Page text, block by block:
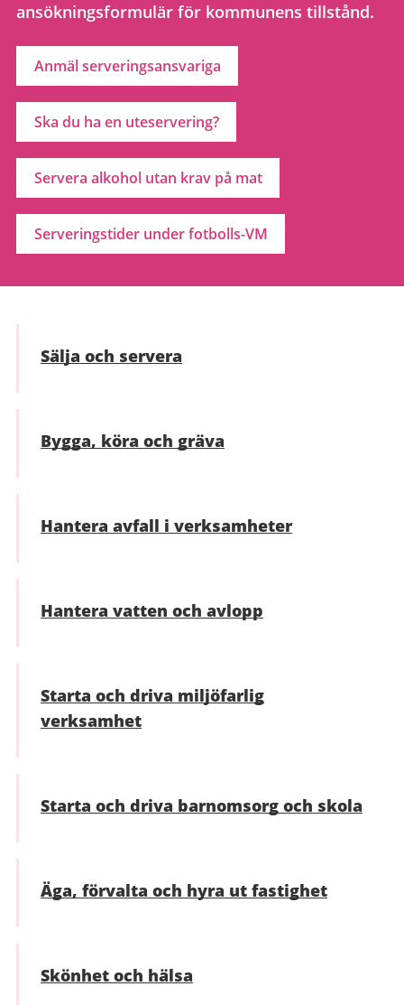
ansökningsformulär för kommunens tillstånd.
Anmäl serveringsansvariga
Ska du ha en uteservering?
Servera alkohol utan krav på mat
Serveringstider under fotbolls-VM
Sälja och servera
Bygga, köra och gräva
Hantera avfall i verksamheter
Hantera vatten och avlopp
Starta och driva miljöfarlig
verksamhet
Starta och driva barnomsorg och skola
Äga, förvalta och hyra ut fastighet
Skönhet och hälsa